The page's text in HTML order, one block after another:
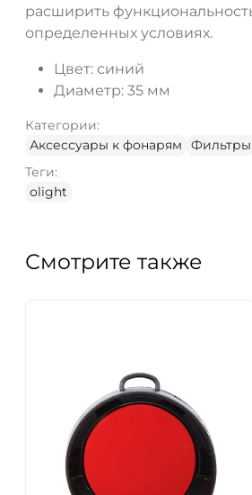
расширить
определенных условиях.
Цвет: синий
Диаметр: 35 мм
Категории:
Аксессуары к фонарям
Фильтры
Теги:
olight
Смотрите также